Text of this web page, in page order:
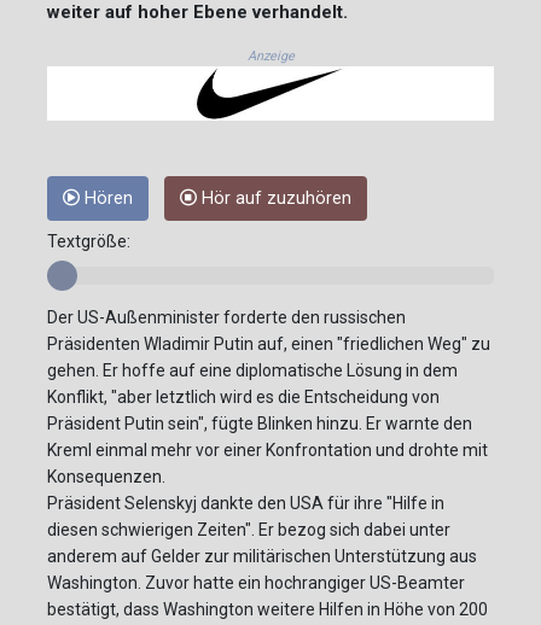
weiter auf hoher Ebene verhandelt.
Anzeige
Hören Hör auf zuzuhören
Textgröße:
Der US-Außenminister forderte den russischen
Präsidenten Wladimir Putin auf, einen "friedlichen Weg" zu
gehen. Er hoffe auf eine diplomatische Lösung in dem
Konflikt, "aber letztlich wird es die Entscheidung von
Präsident Putin sein", fügte Blinken hinzu. Er warnte den
Kreml einmal mehr vor einer Konfrontation und drohte mit
Konsequenzen.
Präsident Selenskyj dankte den USA für ihre "Hilfe in
diesen schwierigen Zeiten". Er bezog sich dabei unter
anderem auf Gelder zur militärischen Unterstützung aus
Washington. Zuvor hatte ein hochrangiger US-Beamter
bestätigt, dass Washington weitere Hilfen in Höhe von 200